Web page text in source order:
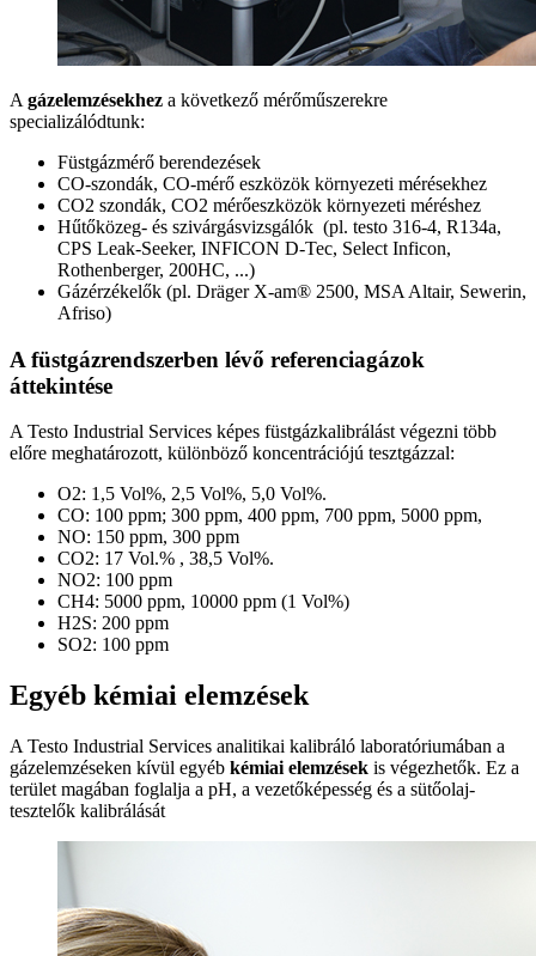
A gázelemzésekhez a következő mérőműszerekre
specializálódtunk:
Füstgázmérő berendezések
CO-szondák, CO-mérő eszközök környezeti mérésekhez
CO2 szondák, CO2 mérőeszközök környezeti méréshez
Hűtőközeg- és szivárgásvizsgálók (pl. testo 316-4, R134a,
CPS Leak-Seeker, INFICON D-Tec, Select Inficon,
Rothenberger, 200HC, ...)
Gázérzékelők (pl. Dräger X-am® 2500, MSA Altair, Sewerin,
Afriso)
A füstgázrendszerben lévő referenciagázok
áttekintése
A Testo Industrial Services képes füstgázkalibrálást végezni több
előre meghatározott, különböző koncentrációjú tesztgázzal:
O2: 1,5 Vol%, 2,5 Vol%, 5,0 Vol%.
CO: 100 ppm; 300 ppm, 400 ppm, 700 ppm, 5000 ppm,
NO: 150 ppm, 300 ppm
CO2: 17 Vol.% , 38,5 Vol%.
NO2: 100 ppm
CH4: 5000 ppm, 10000 ppm (1 Vol%)
H2S: 200 ppm
SO2: 100 ppm
Egyéb kémiai elemzések
A Testo Industrial Services analitikai kalibráló laboratóriumában a
gázelemzéseken kívül egyéb kémiai elemzések is végezhetők. Ez a
terület magában foglalja a pH, a vezetőképesség és a sütőolaj-
tesztelők kalibrálását